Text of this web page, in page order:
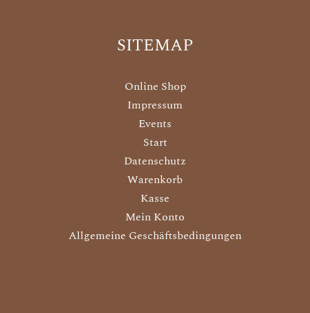
SITEMAP
Online Shop
Impressum
Events
Start
Datenschutz
Warenkorb
Kasse
Mein Konto
Allgemeine Geschäftsbedingungen